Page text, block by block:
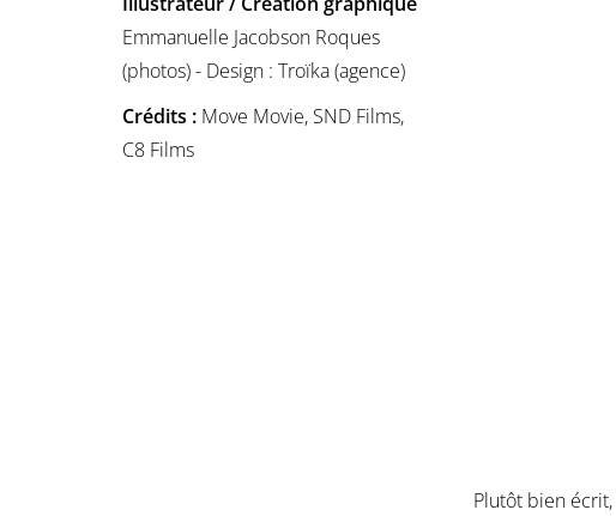
Emmanuelle Jacobson Roques
(photos) - Design : Troïka (agence)
Crédits : Move Movie, SND Films,
C8 Films
Plutôt bien écrit,